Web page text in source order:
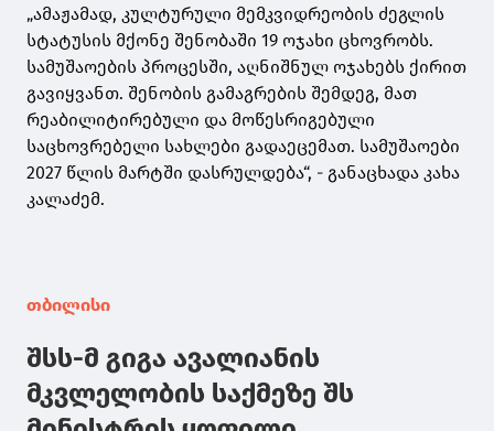
„ამაჟამად, კულტურული მემკვიდრეობის ძეგლის
სტატუსის მქონე შენობაში 19 ოჯახი ცხოვრობს.
სამუშაოების პროცესში, აღნიშნულ ოჯახებს ქირით
გავიყვანთ. შენობის გამაგრების შემდეგ, მათ
რეაბილიტირებული და მოწესრიგებული
საცხოვრებელი სახლები გადაეცემათ. სამუშაოები
2027 წლის მარტში დასრულდება“, - განაცხადა კახა
კალაძემ.
თბილისი
შსს-მ გიგა ავალიანის
მკვლელობის საქმეზე შს